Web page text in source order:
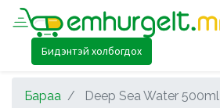
Бидэнтэй холбогдох
Бараа Deep Sea Water 500ml